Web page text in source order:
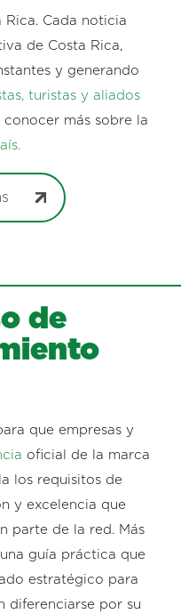
Rica. Cada noticia
de Costa Rica,
y generando
turistas y aliados
conocer más sobre la
de
que empresas y
oficial de la marca
los requisitos de
y excelencia que
parte de la red. Más
guía práctica que
estratégico para
diferenciarse por su